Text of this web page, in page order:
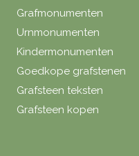
Grafmonumenten
Urnmonumenten
Kindermonumenten
Goedkope grafstenen
Grafsteen teksten
Grafsteen kopen